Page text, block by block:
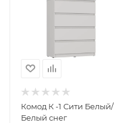
Комод К -1 Сити Белый/
Белый снег